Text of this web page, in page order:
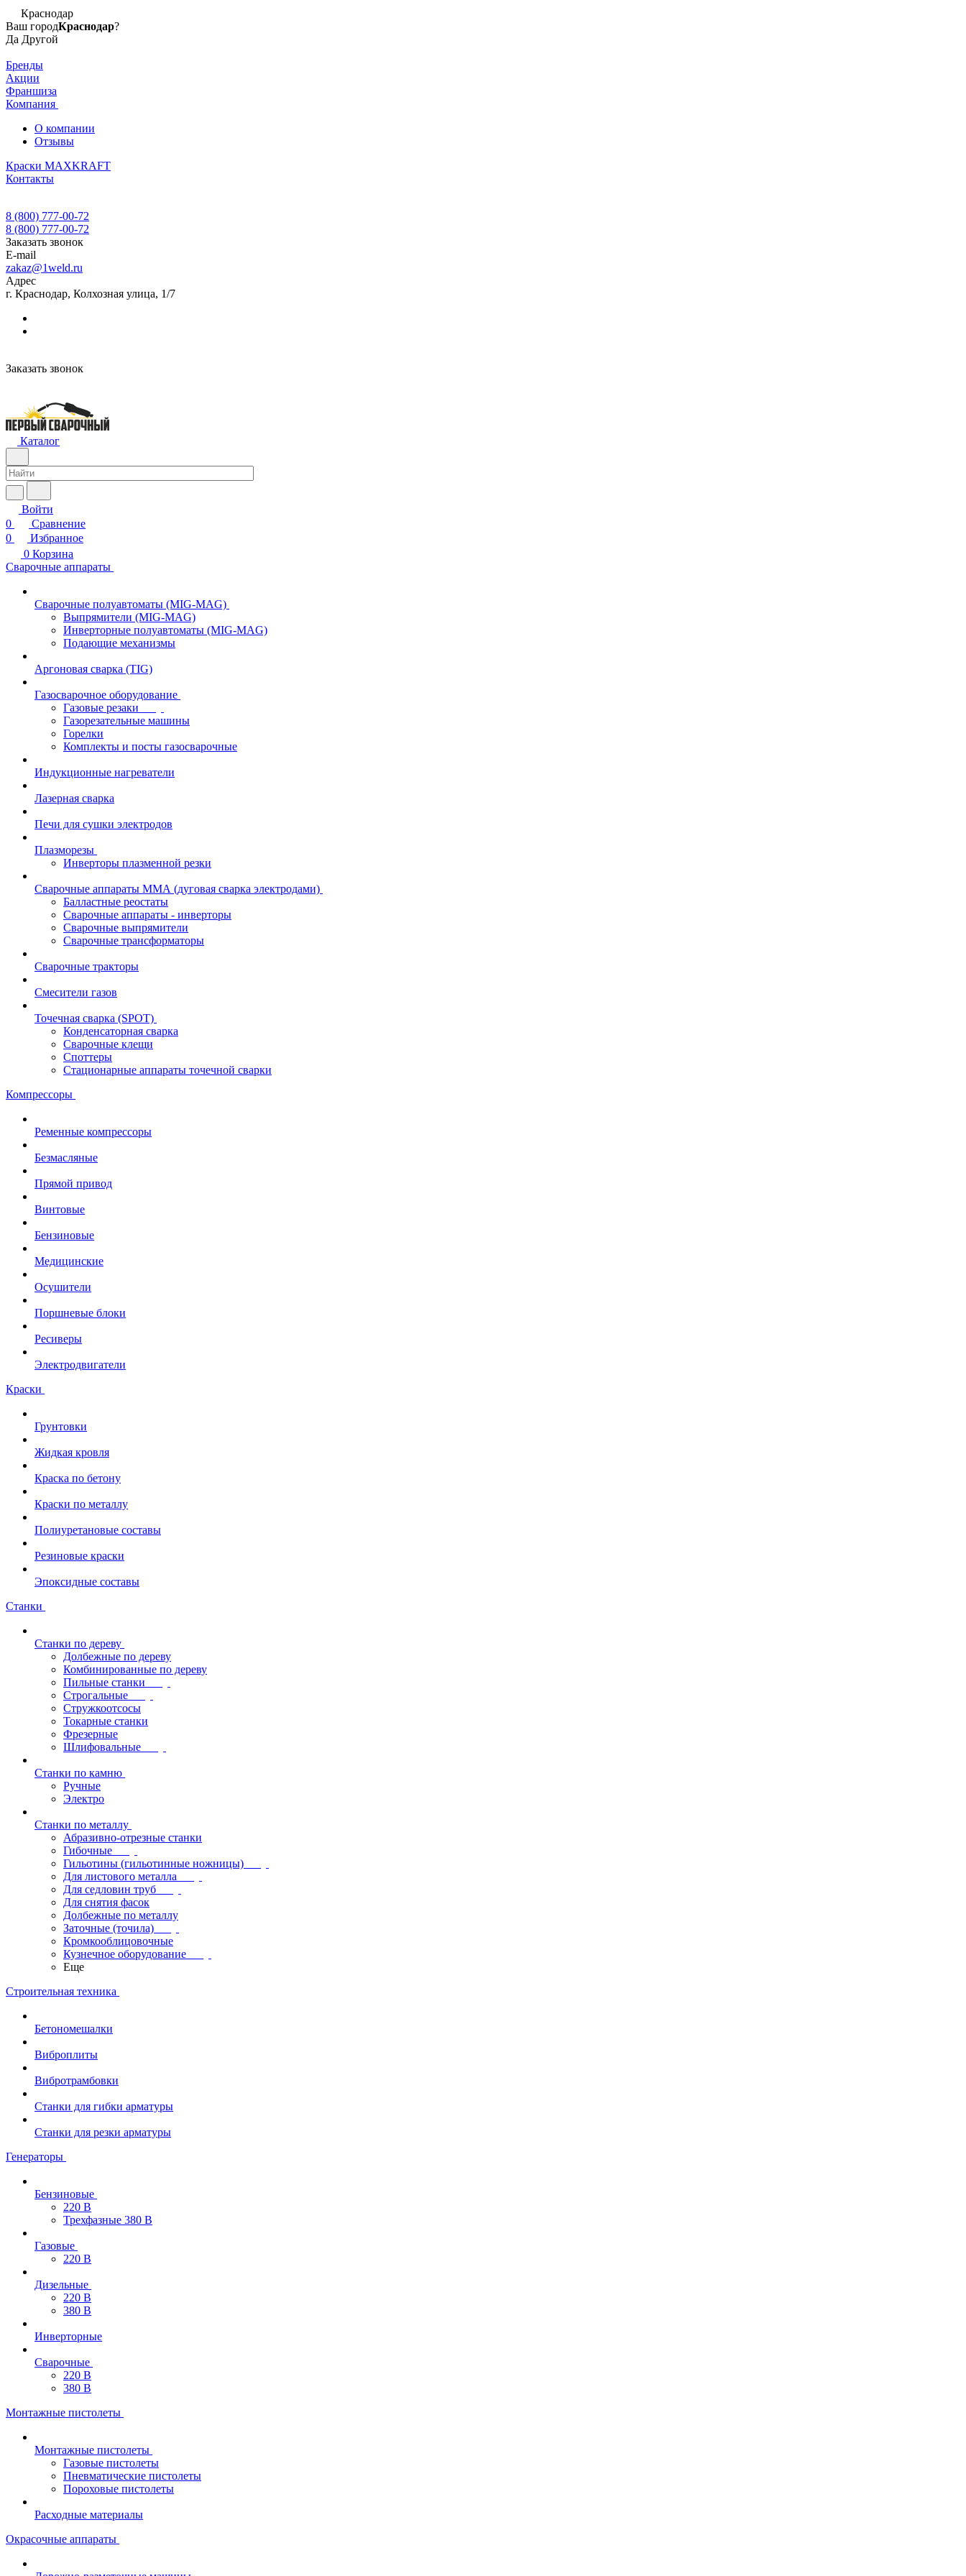
Краснодар
Ваш городКраснодар?
Да Другой
Бренды
Акции
Франшиза
Компания
О компании
Отзывы
Краски MAXKRAFT
Контакты
8 (800) 777-00-72
8 (800) 777-00-72
Заказать звонок
E-mail
zakaz@1weld.ru
Адрес
г. Краснодар, Колхозная улица, 1/7
Заказать звонок
Каталог
Войти
0
Сравнение
0
Избранное
0 Корзина
Сварочные аппараты
Сварочные полуавтоматы (MIG-MAG)
Выпрямители (MIG-MAG)
Инверторные полуавтоматы (MIG-MAG)
Подающие механизмы
Аргоновая сварка (TIG)
Газосварочное оборудование
Газовые резаки
Газорезательные машины
Горелки
Комплекты и посты газосварочные
Индукционные нагреватели
Лазерная сварка
Печи для сушки электродов
Плазморезы
Инверторы плазменной резки
Сварочные аппараты ММА (дуговая сварка электродами)
Балластные реостаты
Сварочные аппараты - инверторы
Сварочные выпрямители
Сварочные трансформаторы
Сварочные тракторы
Смесители газов
Точечная сварка (SPOT)
Конденсаторная сварка
Сварочные клещи
Споттеры
Стационарные аппараты точечной сварки
Компрессоры
Ременные компрессоры
Безмасляные
Прямой привод
Винтовые
Бензиновые
Медицинские
Осушители
Поршневые блоки
Ресиверы
Электродвигатели
Краски
Грунтовки
Жидкая кровля
Краска по бетону
Краски по металлу
Полиуретановые составы
Резиновые краски
Эпоксидные составы
Станки
Станки по дереву
Долбежные по дереву
Комбинированные по дереву
Пильные станки
Строгальные
Стружкоотсосы
Токарные станки
Фрезерные
Шлифовальные
Станки по камню
Ручные
Электро
Станки по металлу
Абразивно-отрезные станки
Гибочные
Гильотины (гильотинные ножницы)
Для листового металла
Для седловин труб
Для снятия фасок
Долбежные по металлу
Заточные (точила)
Кромкооблицовочные
Кузнечное оборудование
Еще
Строительная техника
Бетономешалки
Виброплиты
Вибротрамбовки
Станки для гибки арматуры
Станки для резки арматуры
Генераторы
Бензиновые
220 В
Трехфазные 380 В
Газовые
220 В
Дизельные
220 В
380 В
Инверторные
Сварочные
220 В
380 В
Монтажные пистолеты
Монтажные пистолеты
Газовые пистолеты
Пневматические пистолеты
Пороховые пистолеты
Расходные материалы
Окрасочные аппараты